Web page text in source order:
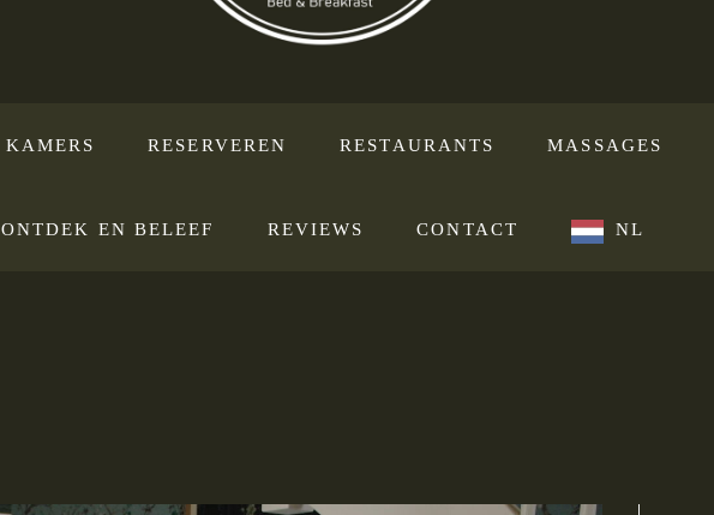
KAMERS RESERVEREN RESTAURANTS MASSAGES
ONTDEK EN BELEEF REVIEWS CONTACT NL